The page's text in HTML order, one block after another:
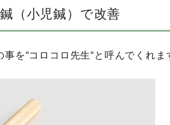
（小児鍼）で改善
を“コロコロ先生“と呼んでくれま